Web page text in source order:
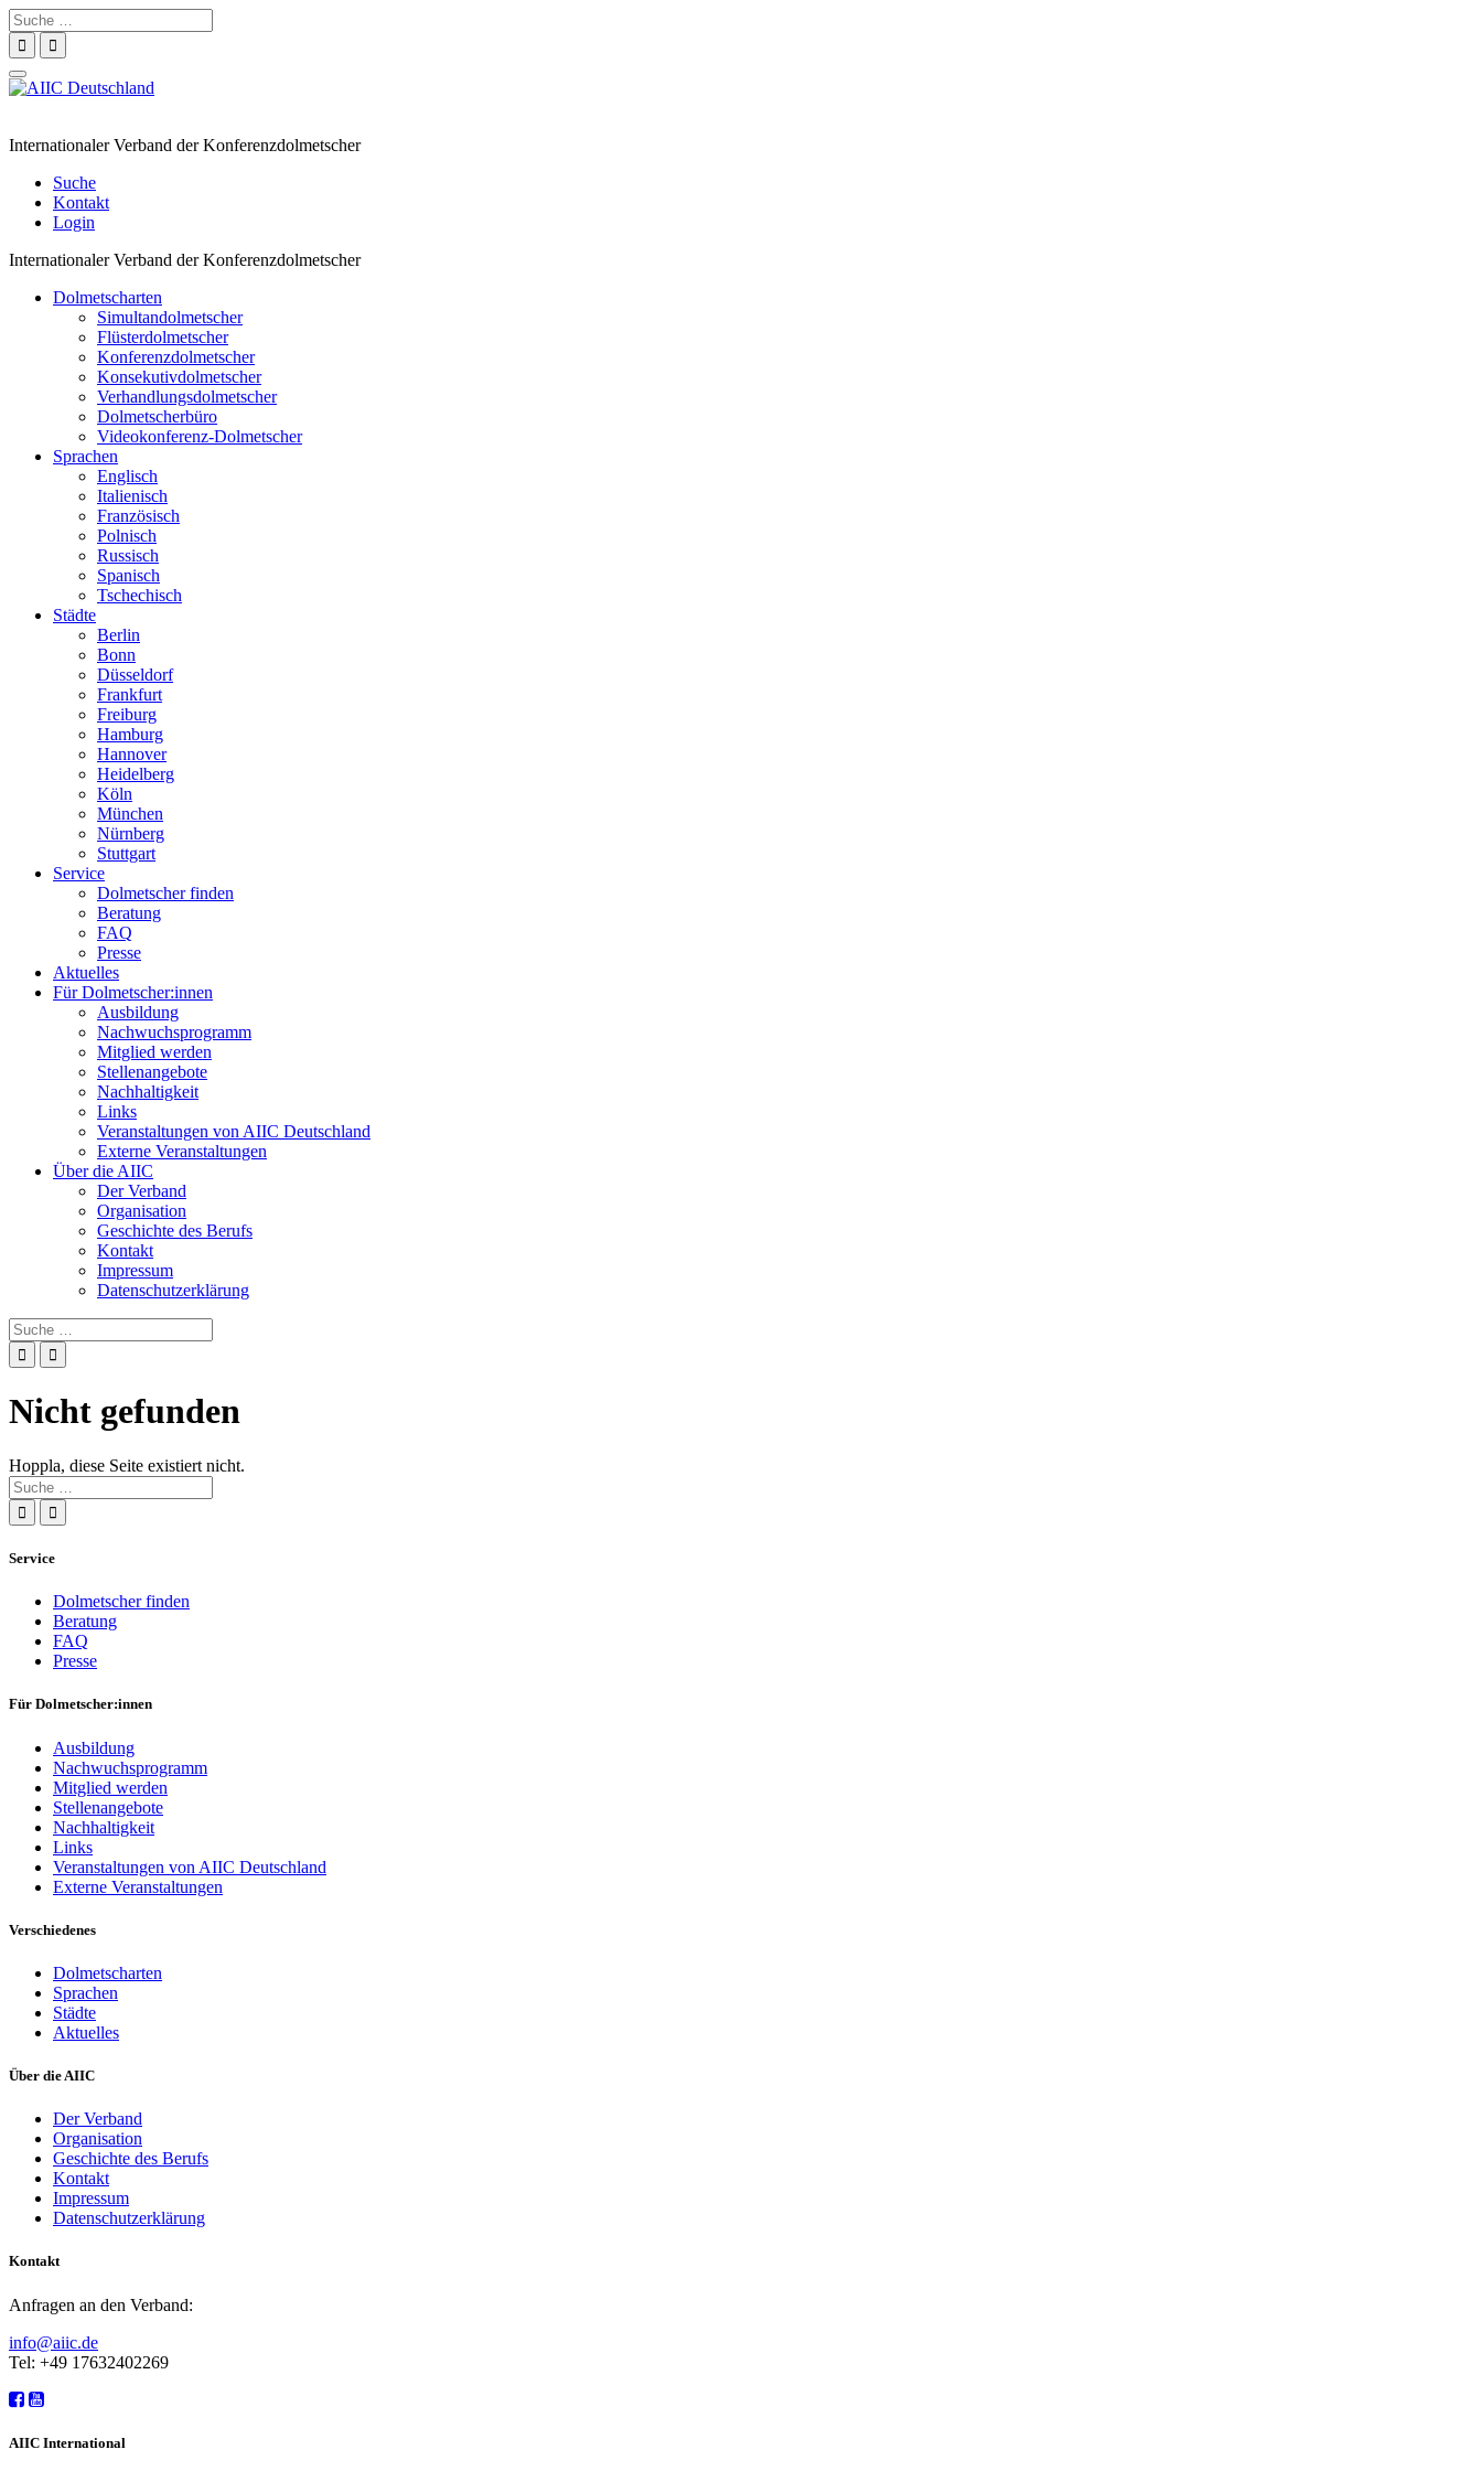
Suche
nach:
Navigation
umschalten
Internationaler Verband der Konferenzdolmetscher
Suche
Kontakt
Login
Internationaler Verband der Konferenzdolmetscher
Dolmetscharten
Simultandolmetscher
Flüsterdolmetscher
Konferenzdolmetscher
Konsekutivdolmetscher
Verhandlungsdolmetscher
Dolmetscherbüro
Videokonferenz-Dolmetscher
Sprachen
Englisch
Italienisch
Französisch
Polnisch
Russisch
Spanisch
Tschechisch
Städte
Berlin
Bonn
Düsseldorf
Frankfurt
Freiburg
Hamburg
Hannover
Heidelberg
Köln
München
Nürnberg
Stuttgart
Service
Dolmetscher finden
Beratung
FAQ
Presse
Aktuelles
Für Dolmetscher:innen
Ausbildung
Nachwuchsprogramm
Mitglied werden
Stellenangebote
Nachhaltigkeit
Links
Veranstaltungen von AIIC Deutschland
Externe Veranstaltungen
Über die AIIC
Der Verband
Organisation
Geschichte des Berufs
Kontakt
Impressum
Datenschutzerklärung
Suche
nach:
Nicht gefunden
Hoppla, diese Seite existiert nicht.
Suche
nach:
Service
Dolmetscher finden
Beratung
FAQ
Presse
Für Dolmetscher:innen
Ausbildung
Nachwuchsprogramm
Mitglied werden
Stellenangebote
Nachhaltigkeit
Links
Veranstaltungen von AIIC Deutschland
Externe Veranstaltungen
Verschiedenes
Dolmetscharten
Sprachen
Städte
Aktuelles
Über die AIIC
Der Verband
Organisation
Geschichte des Berufs
Kontakt
Impressum
Datenschutzerklärung
Kontakt
Anfragen an den Verband:
info@aiic.de
Tel: +49 17632402269
AIIC International